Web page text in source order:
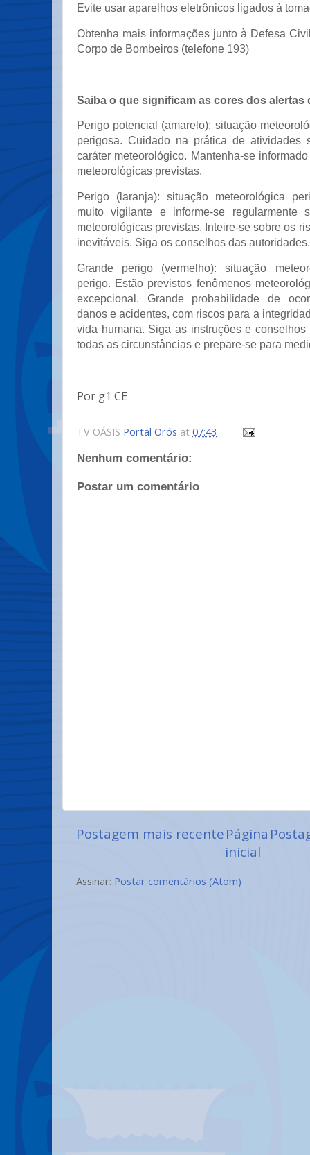
Evite usar aparelhos eletrônicos ligados à
Obtenha mais informações junto à Defesa
Corpo de Bombeiros (telefone 193)
Saiba o que significam as cores dos alertas
Perigo potencial (amarelo): situação
perigosa. Cuidado na prática de atividades
caráter meteorológico. Mantenha-se
meteorológicas previstas.
Perigo (laranja): situação meteorológica
muito vigilante e informe-se regularmente
meteorológicas previstas. Inteire-se sobre os
inevitáveis. Siga os conselhos das autoridades.
Grande perigo (vermelho): situação
perigo. Estão previstos fenômenos
excepcional. Grande probabilidade de
danos e acidentes, com riscos para a
vida humana. Siga as instruções e conselhos
todas as circunstâncias e prepare-se para
Por g1 CE
TV OÁSIS Portal Orós at 07:43
Nenhum comentário:
Postar um comentário
Postagem mais recentePágina
inicial
Assinar: Postar comentários (Atom)